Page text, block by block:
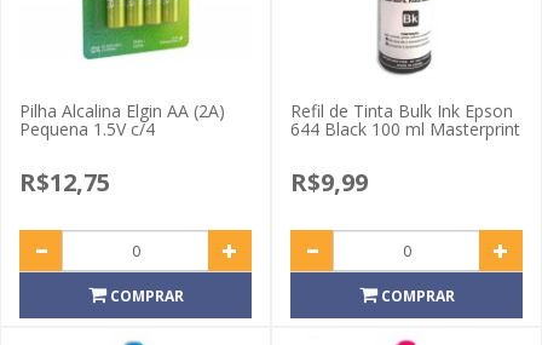
Pilha Alcalina Elgin AA (2A)
Pequena 1.5V c/4
R$12,75
COMPRAR
Refil de Tinta Bulk Ink Epson
644 Black 100 ml Masterprint
R$9,99
COMPRAR